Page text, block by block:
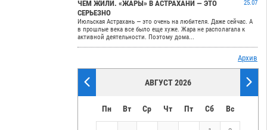
ЧЕМ ЖИЛИ. «ЖАРЫ» В АСТРАХАНИ — ЭТО
СЕРЬЕЗНО
25.07
Июльская Астрахань — это очень на любителя. Даже сейчас. А
в прошлые века все было еще хуже. Жара не располагала к
активной деятельности. Поэтому дома...
Архив
АВГУСТ 2026
Пн Вт Ср Чт Пт Сб Вс